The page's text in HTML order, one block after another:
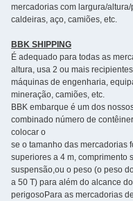
mercadorias com largura/
caldeiras, aço, camiões, etc.
BBK SHIPPING
É adequado para todas as
altura, usa 2 ou mais
máquinas de engenharia,
mineração, camiões, etc.
BBK embarque é um dos
combinado número de
colocar o
se o tamanho das mercadorias
superiores a 4 m, comprimento
suspensão,ou o peso (o peso
a 50 T) para além do alcance
perigosoPara as mercadorias